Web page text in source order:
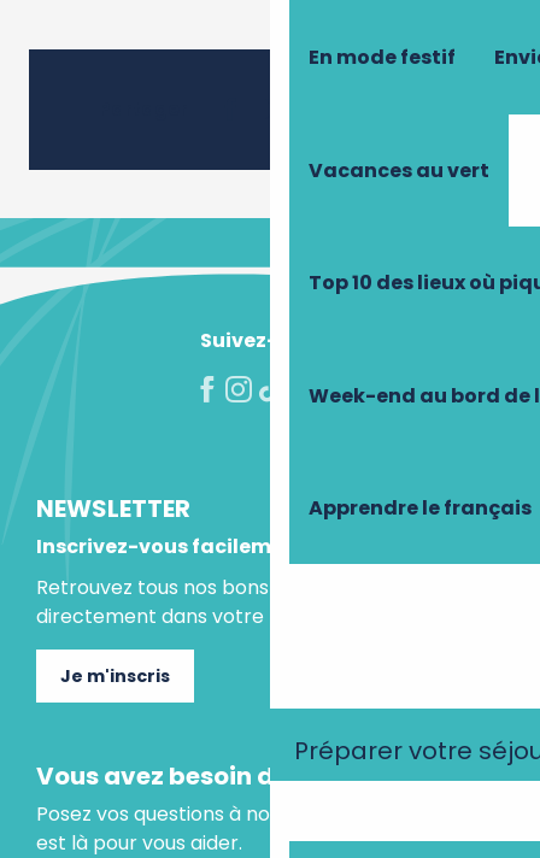
En mode festif
Vacances au vert
Top 10 des lieux où
Week-end au bord de
Apprendre le français
Préparer votre
Suivez-nous !
NEWSLETTER
Inscrivez-vous facilement
Retrouvez tous nos bons plans et idées séjours
directement dans votre boite mail.
Je m'inscris
Vous avez besoin d'un conseil ?
Posez vos questions à notre assistant virtuel, il
est là pour vous aider.